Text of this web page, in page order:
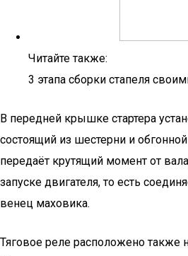
Читайте также:
3 этапа сборки стапеля
В передней крышке стартера
состоящий из шестерни и
передаёт крутящий момент от
запуске двигателя, то есть
венец маховика.
Тяговое реле расположено также